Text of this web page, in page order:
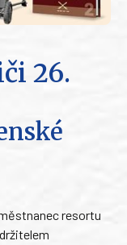
26.
resortu